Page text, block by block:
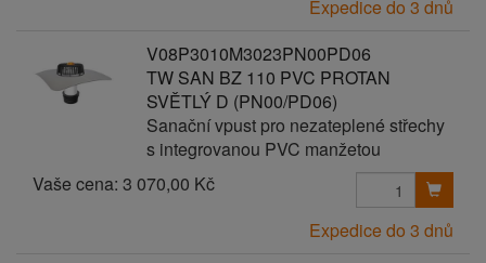
Expedice do 3 dnů
V08P3010M3023PN00PD06
TW SAN BZ 110 PVC PROTAN
SVĚTLÝ D (PN00/PD06)
Sanační vpust pro nezateplené střechy
s integrovanou PVC manžetou
Vaše cena: 3 070,00 Kč
Expedice do 3 dnů